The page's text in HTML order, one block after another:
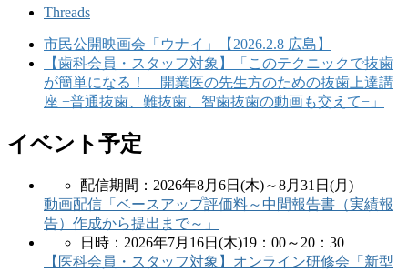
Threads
市民公開映画会「ウナイ」【2026.2.8 広島】
【歯科会員・スタッフ対象】「このテクニックで抜歯
が簡単になる！ 開業医の先生方のための抜歯上達講
座 −普通抜歯、難抜歯、智歯抜歯の動画も交えて−」
イベント予定
配信期間：2026年8月6日(木)～8月31日(月)
動画配信「ベースアップ評価料～中間報告書（実績報
告）作成から提出まで～」
日時：2026年7月16日(木)19：00～20：30
【医科会員・スタッフ対象】オンライン研修会「新型